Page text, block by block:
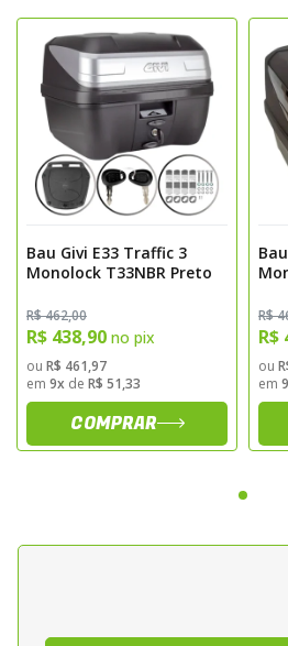
Código: E27M
Garantia: 90 dias contra
fabricação, sujeito à
Brasil e apresentação da
Bau Givi E33 Traffic 3
Monolock T33NBR Preto
R$ 462,00
R$ 438,90 no pix
ou R$ 461,97
em 9x de R$ 51,33
COMPRAR
R$
R$
ou
em